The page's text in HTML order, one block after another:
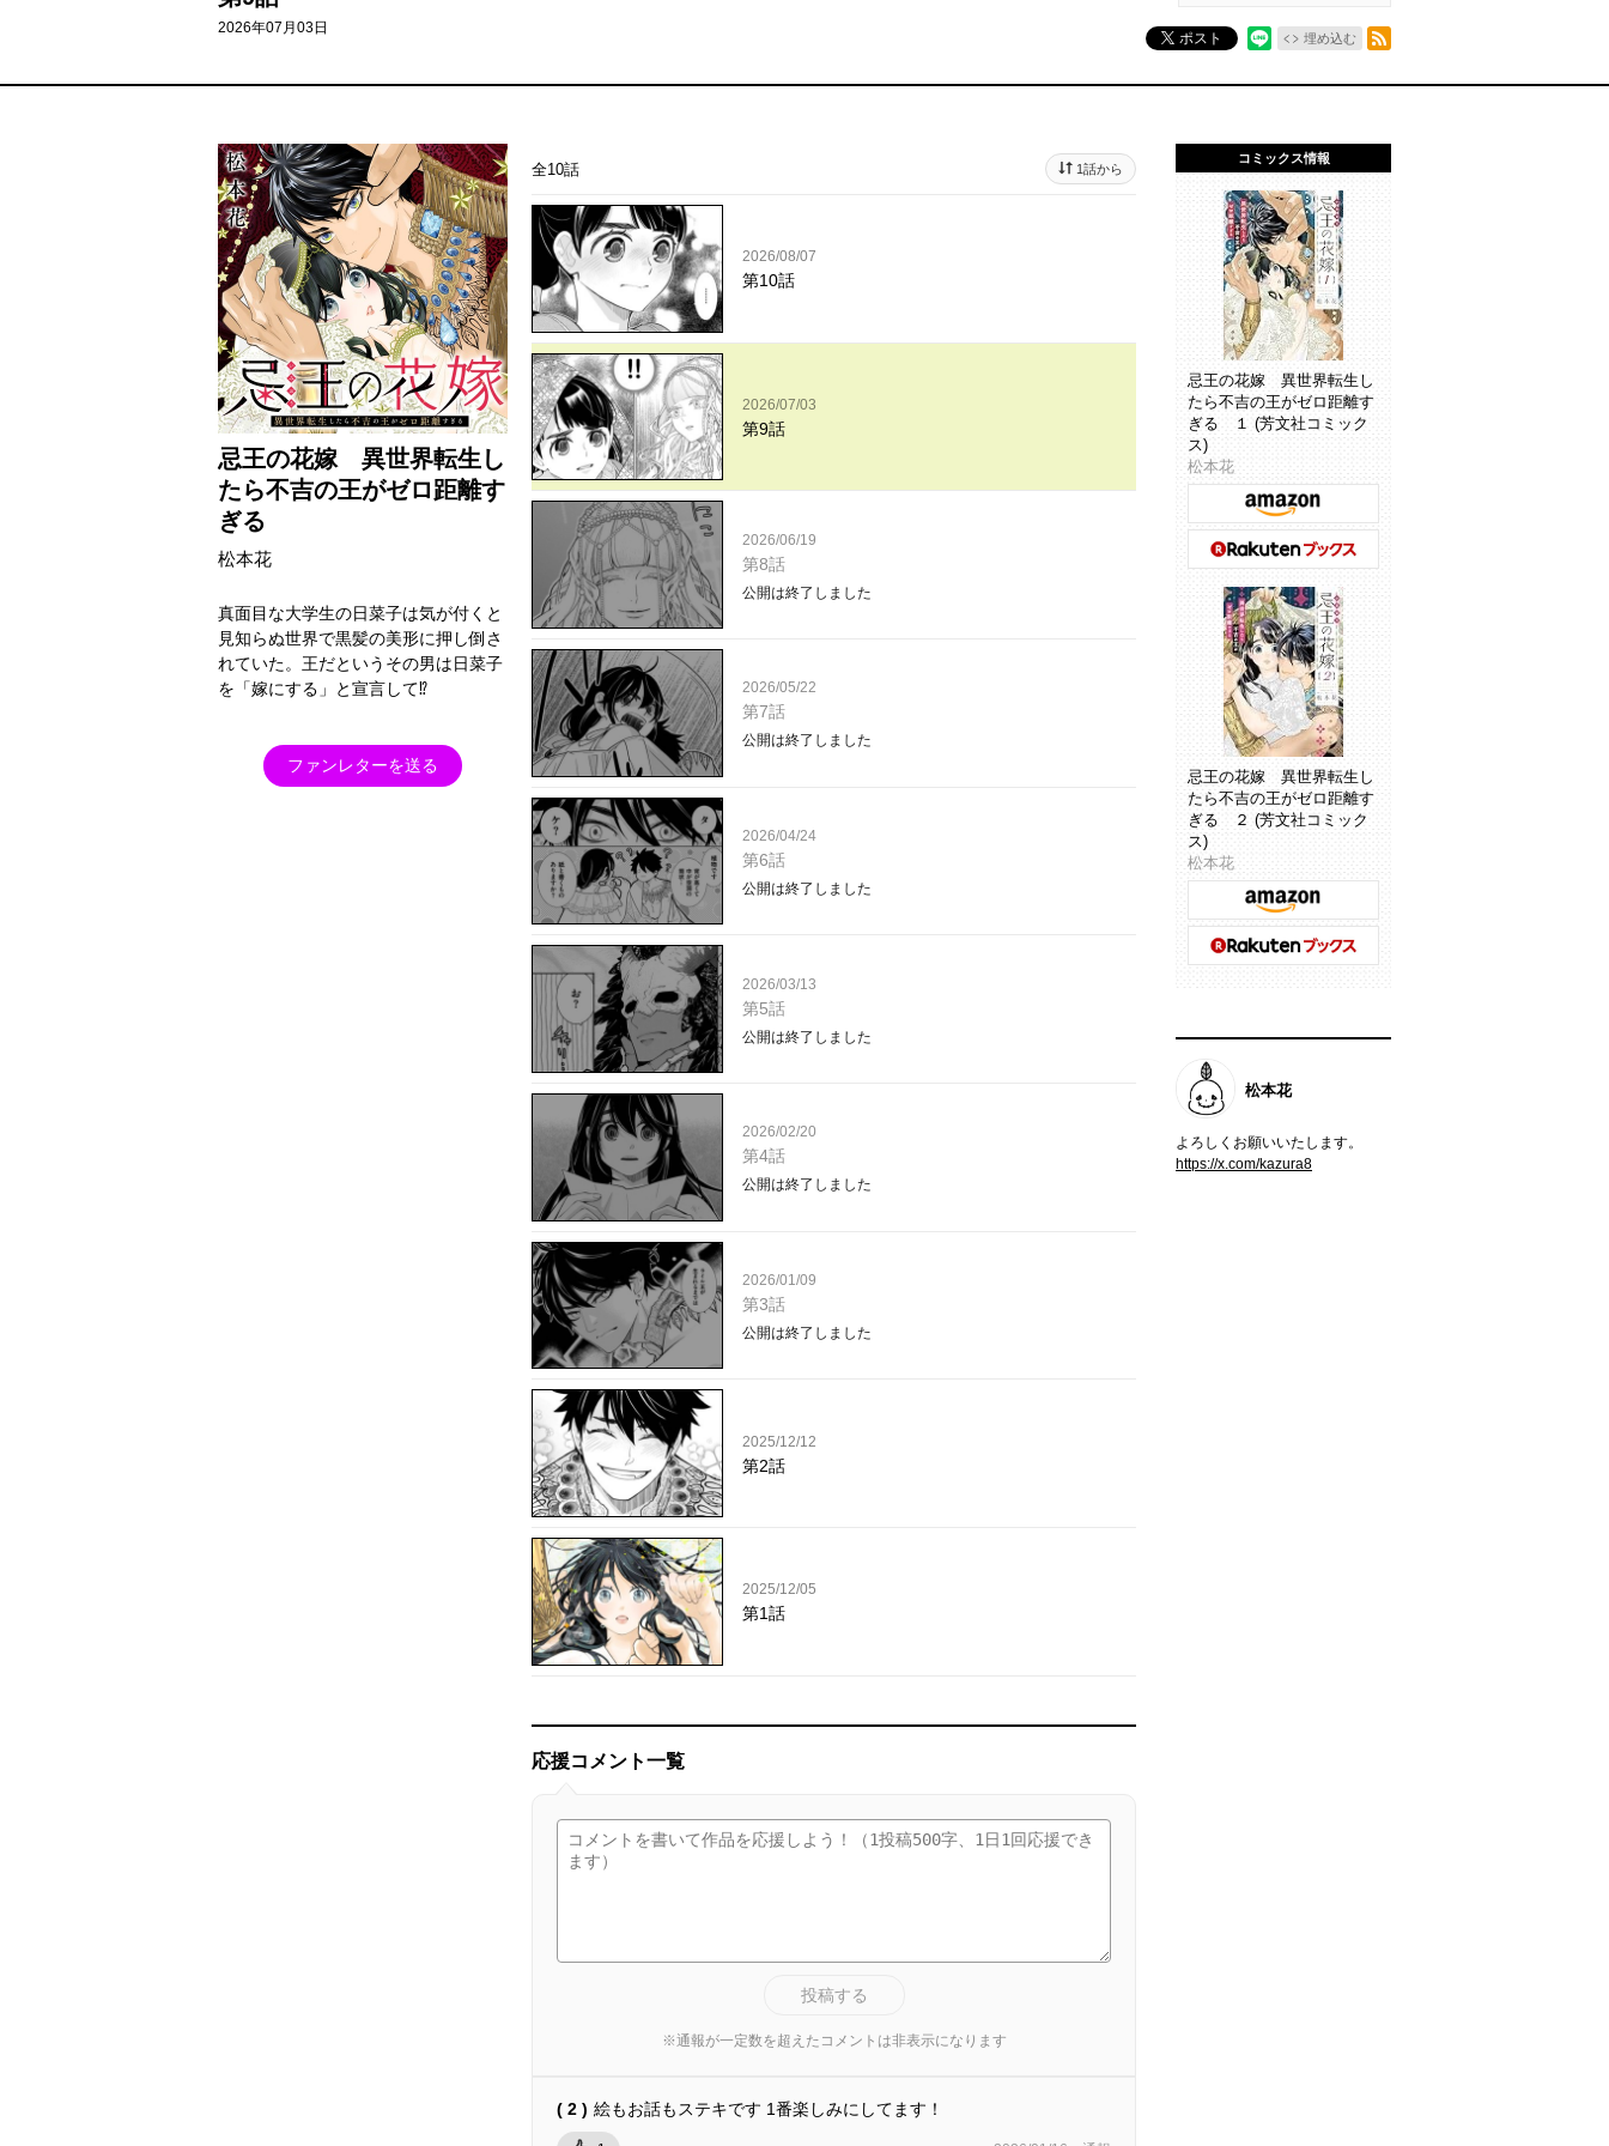
2026年07月03日
ポスト 埋め込む
忌王の花嫁 異世界転生し
たら不吉の王がゼロ距離す
ぎる
松本花
真面目な大学生の日菜子は気が付くと
見知らぬ世界で黒髪の美形に押し倒さ
れていた。王だというその男は日菜子
を「嫁にする」と宣言して⁉
ファンレターを送る
全10話 1話から
2026/08/07
第10話
2026/07/03
第9話
2026/06/19
第8話
公開は終了しました
2026/05/22
第7話
公開は終了しました
2026/04/24
第6話
公開は終了しました
2026/03/13
第5話
公開は終了しました
2026/02/20
第4話
公開は終了しました
2026/01/09
第3話
公開は終了しました
2025/12/12
第2話
2025/12/05
第1話
応援コメント一覧
投稿する
※通報が一定数を超えたコメントは非表示になります
( 2 ) 絵もお話もステキです 1番楽しみにしてます！
コミックス情報
忌王の花嫁 異世界転生し
たら不吉の王がゼロ距離す
ぎる １ (芳文社コミック
ス)
松本花
忌王の花嫁 異世界転生し
たら不吉の王がゼロ距離す
ぎる ２ (芳文社コミック
ス)
松本花
松本花
よろしくお願いいたします。
https://x.com/kazura8